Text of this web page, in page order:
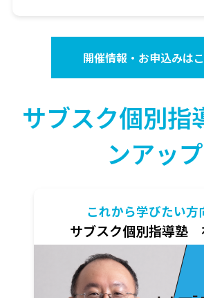
開催情報・お申込みは
サブスク個別指
ンアップ
これから学びたい方
サブスク個別指導塾